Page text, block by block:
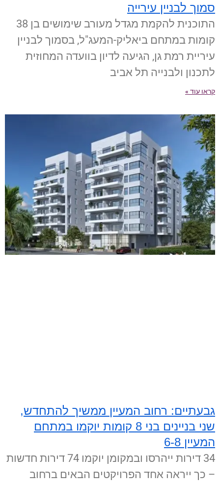
סמוך לבניין עירייה
התוכנית להקמת מגדל מעורב שימושים בן 38
קומות במתחם ביאליק-המעג"ל, בסמוך לבניין
עיריית רמת גן, הגיעה לדיון בוועדה המחוזית
לתכנון ולבנייה תל אביב
קראו עוד »
גבעתיים: רחוב המעיין ממשיך להתחדש,
שני בניינים בני 8 קומות יוקמו במתחם
המעיין 6-8
34 דירות ייהרסו ובמקומן יוקמו 74 דירות חדשות
– כך ייראה אחד הפרויקטים הבאים ברחוב